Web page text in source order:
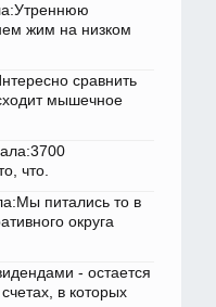
жим на низком
сравнить
мышечное
что.
питались то в
округа
- остается
в которых